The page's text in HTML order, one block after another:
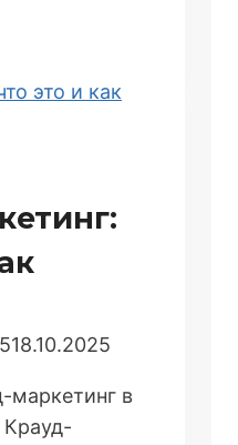
18.10.2025
маркетинг в
Крауд-